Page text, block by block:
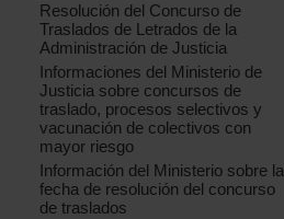
Resolución del Concurso de
Traslados de Letrados de la
Administración de Justicia
Informaciones del Ministerio de
Justicia sobre concursos de
traslado, procesos selectivos y
vacunación de colectivos con
mayor riesgo
Información del Ministerio sobre la
fecha de resolución del concurso
de traslados